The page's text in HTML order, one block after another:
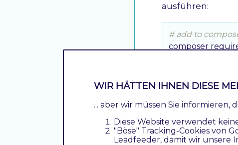
ausführen:
# add to
composer
bin/magento set
Aktivieren
WIR HÄTTEN IHNEN DIESE
... aber wir müssen Sie informieren,
Diese Website verwendet
"Böse" Tracking-Cookies von
Leadfeeder, damit wir unsere